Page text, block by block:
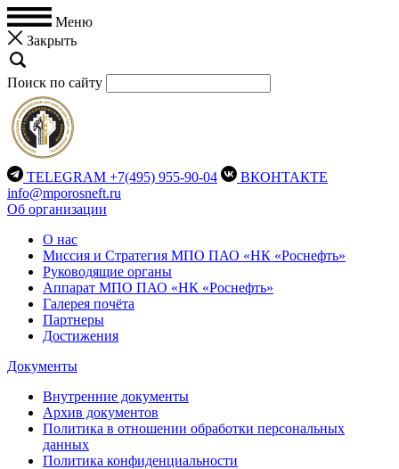
Меню
Закрыть
Поиск по сайту
TELEGRAM +7(495) 955-90-04
ВКОНТАКТЕ
info@mporosneft.ru
Об организации
О нас
Миссия и Стратегия МПО ПАО «НК «Роснефть»
Руководящие органы
Аппарат МПО ПАО «НК «Роснефть»
Галерея почёта
Партнеры
Достижения
Документы
Внутренние документы
Архив документов
Политика в отношении обработки персональных
данных
Политика конфиденциальности